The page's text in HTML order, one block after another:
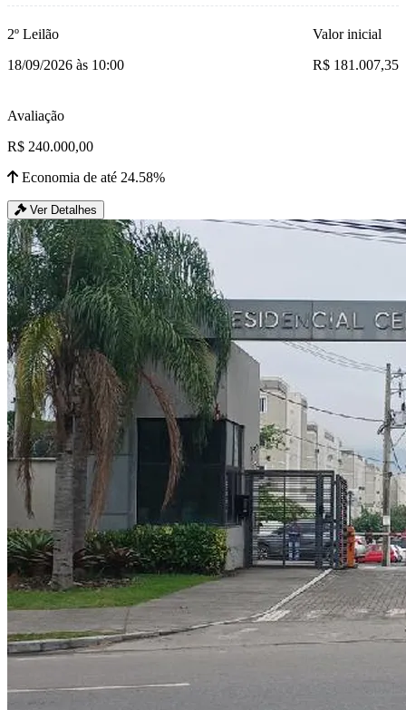
2º Leilão
18/09/2026 às 10:00
Valor inicial
R$ 181.007,35
Avaliação
R$ 240.000,00
Economia de até 24.58%
Ver Detalhes